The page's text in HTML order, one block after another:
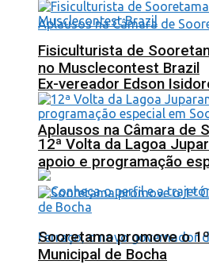
Ex-vereador Edson
Aplausos na Câmara de
Fisiculturista de
no Musclecontest Brazil
12ª Volta da Lagoa
apoio e programação
Sooretama promove o
Municipal de Bocha